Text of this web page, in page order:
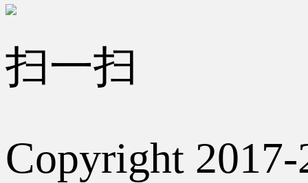
扫一扫
Copyright